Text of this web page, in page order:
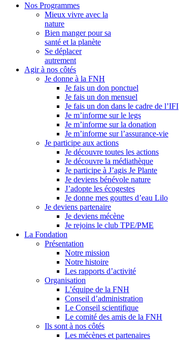
Nos Programmes
Mieux vivre avec la
nature
Bien manger pour sa
santé et la planète
Se déplacer
autrement
Agir à nos côtés
Je donne à la FNH
Je fais un don ponctuel
Je fais un don mensuel
Je fais un don dans le cadre de l’IFI
Je m’informe sur le legs
Je m’informe sur la donation
Je m’informe sur l’assurance-vie
Je participe aux actions
Je découvre toutes les actions
Je découvre la médiathèque
Je participe à J’agis Je Plante
Je deviens bénévole nature
J’adopte les écogestes
Je donne mes gouttes d’eau Lilo
Je deviens partenaire
Je deviens mécène
Je rejoins le club TPE/PME
La Fondation
Présentation
Notre mission
Notre histoire
Les rapports d’activité
Organisation
L’équipe de la FNH
Conseil d’administration
Le Conseil scientifique
Le comité des amis de la FNH
Ils sont à nos côtés
Les mécènes et partenaires